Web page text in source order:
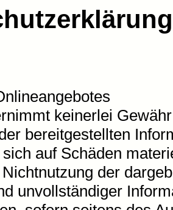
keinerlei
bereitgestellten
auf Schäden
der
unvollständiger